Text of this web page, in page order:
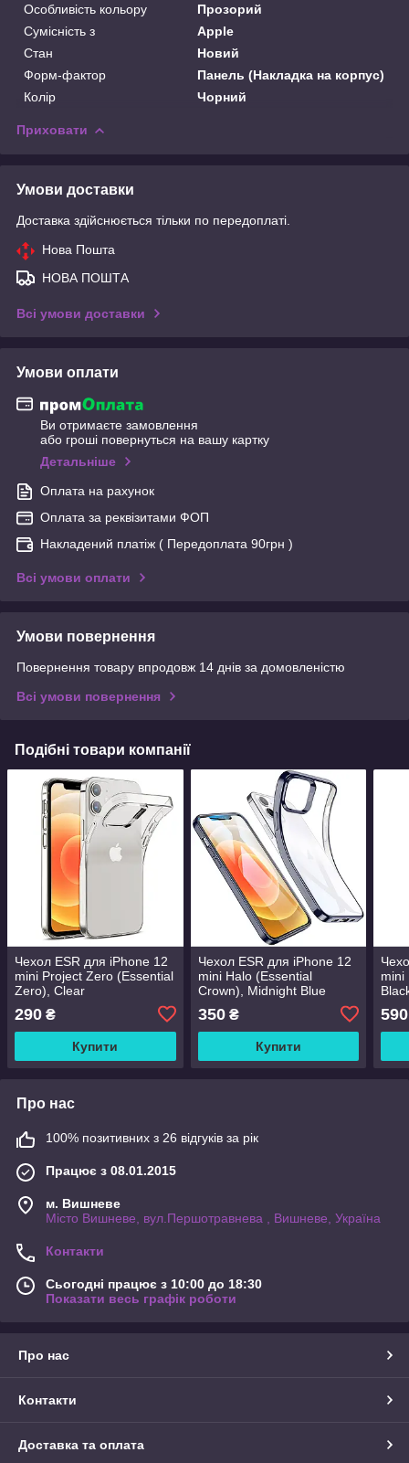
Особливість кольору
Прозорий
Сумісність з
Apple
Стан
Новий
Форм-фактор
Панель (Накладка на корпус)
Колір
Чорний
Приховати
Умови доставки
Доставка здійснюється тільки по передоплаті.
Нова Пошта
НОВА ПОШТА
Всі умови доставки
Умови оплати
Ви отримаєте замовлення
або гроші повернуться на вашу картку
Детальніше
Оплата на рахунок
Оплата за реквізитами ФОП
Накладений платіж ( Передоплата 90грн )
Всі умови оплати
Умови повернення
Повернення товару впродовж 14 днів за домовленістю
Всі умови повернення
Подібні товари компанії
Чехол ESR для iPhone 12
mini Project Zero (Essential
Zero), Clear
290 ₴
Купити
Чехол ESR для iPhone 12
mini Halo (Essential
Crown), Midnight Blue
350₴
Купити
mini
590
Про нас
100% позитивних з 26 відгуків за рік
Працює з 08.01.2015
м. Вишневе
Місто Вишневе, вул.Першотравнева , Вишневе, Україна
Контакти
Сьогодні працює з 10:00 до 18:30
Показати весь графік роботи
Про нас
Контакти
Доставка та оплата